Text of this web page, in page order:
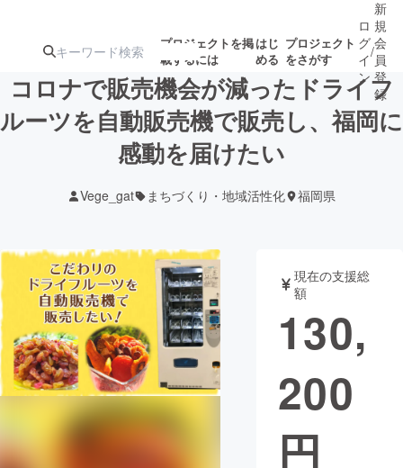
プロジェクトを掲
載するには
はじ
める
プロジェクト
をさがす
注目のリ 注目の新着プロ
ジェクト
募集終了が近いプ
ロジェクト
テクノロジー・ガジェット
映像・映画 書籍・雑誌
ビジネス・起業 チャレンジ
ロ
グ
イ
ン
/
新
規
会
員
登
録
コロナで販売機会が減ったドライフ
ルーツを自動販売機で販売し、福岡に
感動を届けたい
Vege_gat まちづくり・地域活性化 福岡県
現在の支援総
額
130,
200
円